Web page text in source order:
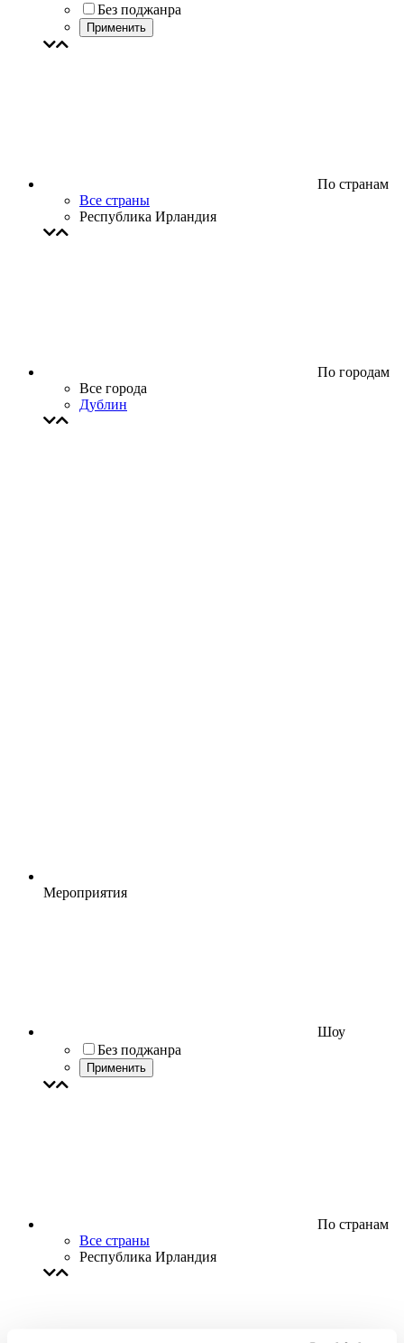
Без поджанра
Применить
По странам
Все страны
Республика Ирландия
По городам
Все города
Дублин
Мероприятия
Шоу
Без поджанра
Применить
По странам
Все страны
Республика Ирландия